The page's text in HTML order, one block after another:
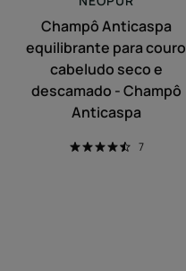
-
Champô
Anticaspa
Champô Anticaspa
equilibrante para couro
cabeludo seco e
descamado - Champô
Anticaspa
7